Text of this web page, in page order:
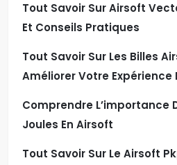
Tout Savoir Sur Airsoft
Et Conseils Pratiques
Tout Savoir Sur Les Billes
Améliorer Votre Expérience
Comprendre L’importance
Joules En Airsoft
Tout Savoir Sur Le Airsoft